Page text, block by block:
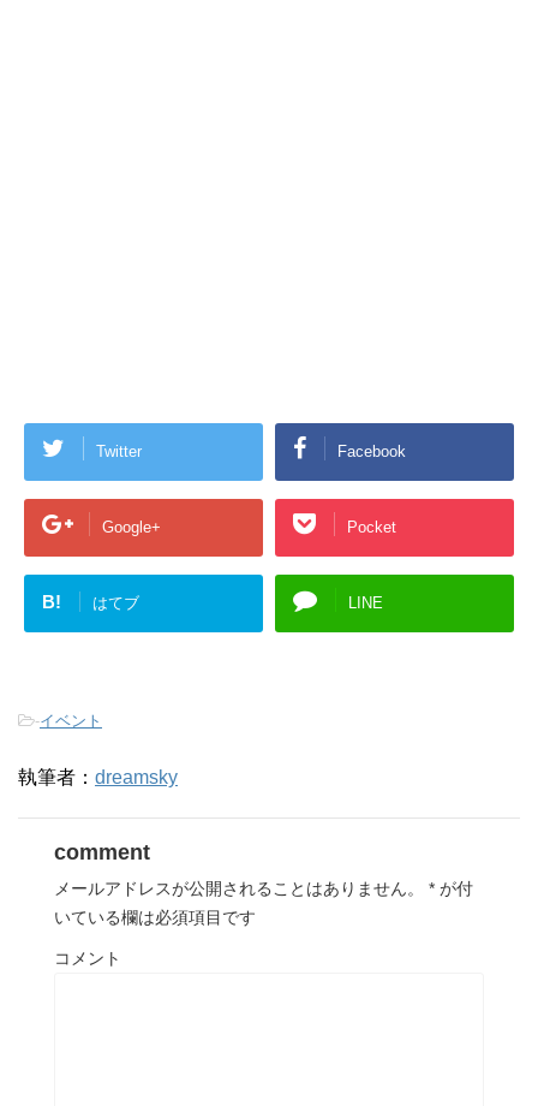
Twitter Facebook
Google+ Pocket
B! はてブ LINE
-イベント
執筆者： dreamsky
comment
メールアドレスが公開されることはありません。 * が付
いている欄は必須項目です
コメント